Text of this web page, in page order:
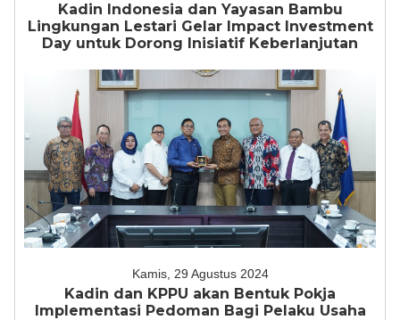
Kadin Indonesia dan Yayasan Bambu
Lingkungan Lestari Gelar Impact Investment
Day untuk Dorong Inisiatif Keberlanjutan
Kamis, 29 Agustus 2024
Kadin dan KPPU akan Bentuk Pokja
Implementasi Pedoman Bagi Pelaku Usaha